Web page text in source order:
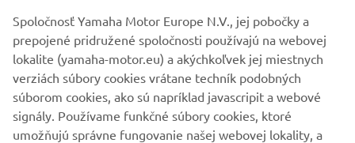
Yamaha. Akcia platí do 24. 12. 2020.
Presné znenie podmienok vianočnej nádielky nájdete
Spoločnosť Yamaha Motor Europe N.V., jej pobočky a
prepojené pridružené spoločnosti používajú na webovej
lokalite (yamaha-motor.eu) a akýchkoľvek jej miestnych
verziách súbory cookies vrátane techník podobných
súborom cookies, ako sú napríklad javascripit a webové
signály. Používame funkčné súbory cookies, ktoré
umožňujú správne fungovanie našej webovej lokality, a